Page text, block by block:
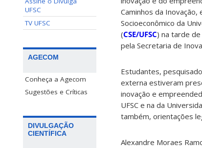
UFSC
TV UFSC
AGECOM
Conheça a Agecom
Sugestões e Críticas
DIVULGAÇÃO
CIENTÍFICA
Caminhos da
Socioeconômico da
(CSE/UFSC) na tarde
pela Secretaria de
Estudantes,
externa estiveram
inovação e
UFSC e na da
também, orientações
Alexandre Moraes